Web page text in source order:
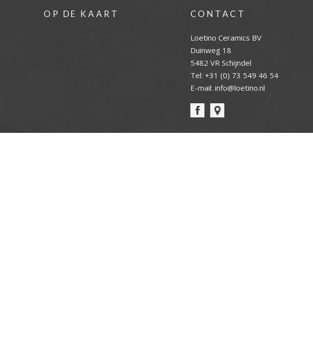
OP DE KAART CONTACT
Loetino Ceramics BV
Duinweg 18
5482 VR Schijndel
Tel: +31 (0) 73 549 46 54
E-mail: info@loetino.nl